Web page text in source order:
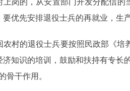
上岗的，从安置部门开发分配信
要优先安排退役士兵的再就业，生
村的退役士兵要按照民政部《培
济知识的培训，鼓励和扶持有专长
骨干作用。